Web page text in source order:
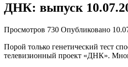
ДНК: выпуск
Просмотров 730 Опубликовано
Порой только генетический тест
телевизионный проект «ДНК».